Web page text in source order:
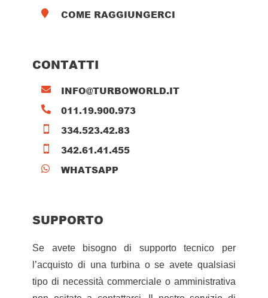
 COME RAGGIUNGERCI
CONTATTI
 INFO@TURBOWORLD.IT
 011.19.900.973
 334.523.42.83
 342.61.41.455
 WHATSAPP
SUPPORTO
Se avete bisogno di supporto tecnico per
l’acquisto di una turbina o se avete qualsiasi
tipo di necessità commerciale o amministrativa